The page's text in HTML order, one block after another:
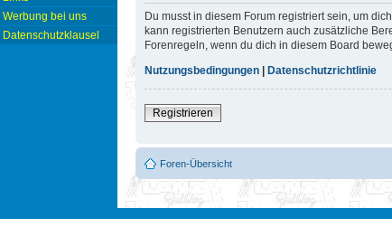
Werbung bei uns
Datenschutzklausel
Du musst in diesem Forum registriert sein, um
kann registrierten Benutzern auch zusätzliche
Forenregeln, wenn du dich in diesem Board
Nutzungsbedingungen | Datenschutzrichtlinie
Registrieren
Foren-Übersicht